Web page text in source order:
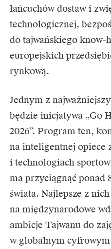
łańcuchów dostaw i
technologicznej,
do tajwańskiego know-
europejskich
rynkową.
Jednym z
będzie inicjatywa „Go
2026”. Program ten,
na inteligentnej opiece
i technologiach
ma przyciągnąć ponad
świata. Najlepsze z
na międzynarodowe
ambicje Tajwanu do
w globalnym